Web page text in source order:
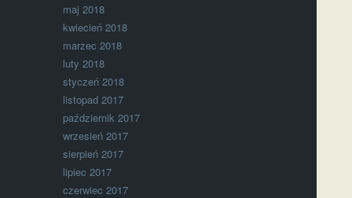
maj 2018
kwiecień 2018
marzec 2018
luty 2018
styczeń 2018
listopad 2017
październik 2017
wrzesień 2017
sierpień 2017
lipiec 2017
czerwiec 2017